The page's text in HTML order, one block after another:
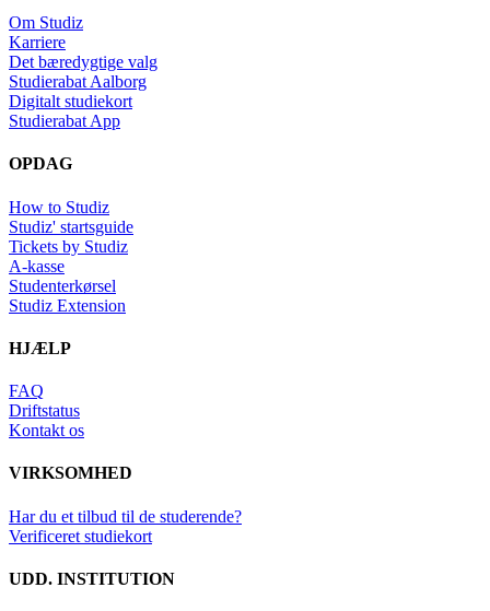
Om Studiz
Karriere
Det bæredygtige valg
Studierabat Aalborg
Digitalt studiekort
Studierabat App
OPDAG
How to Studiz
Studiz' startsguide
Tickets by Studiz
A-kasse
Studenterkørsel
Studiz Extension
HJÆLP
FAQ
Driftstatus
Kontakt os
VIRKSOMHED
Har du et tilbud til de studerende?
Verificeret studiekort
UDD. INSTITUTION